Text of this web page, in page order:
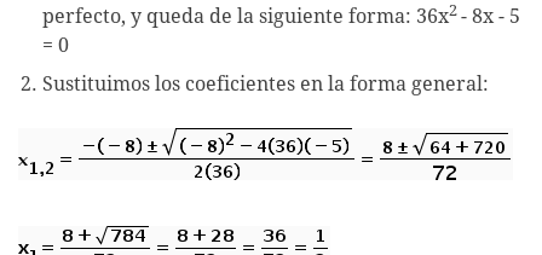
perfecto, y queda de la siguiente forma: 36x2 - 8x - 5
= 0
Sustituimos los coeficientes en la forma general: